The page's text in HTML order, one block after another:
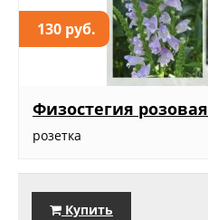
130 руб.
Физостегия розовая
розетка
Купить